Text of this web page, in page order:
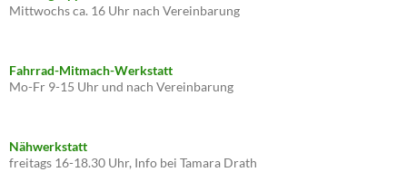
Mittwochs ca. 16 Uhr nach Vereinbarung
Fahrrad-Mitmach-Werkstatt
Mo-Fr 9-15 Uhr und nach Vereinbarung
Nähwerkstatt
freitags 16-18.30 Uhr, Info bei Tamara Drath